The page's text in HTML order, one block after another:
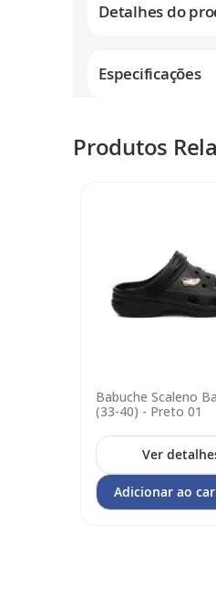
Detalhes do
Especificações
Produtos
Babuche Scaleno
(33-40) - Preto 01
Adicionar
no
carrinhoVer
Adicionar ao